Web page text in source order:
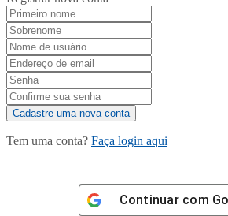
Tem uma conta? Faça login aqui
Continuar com